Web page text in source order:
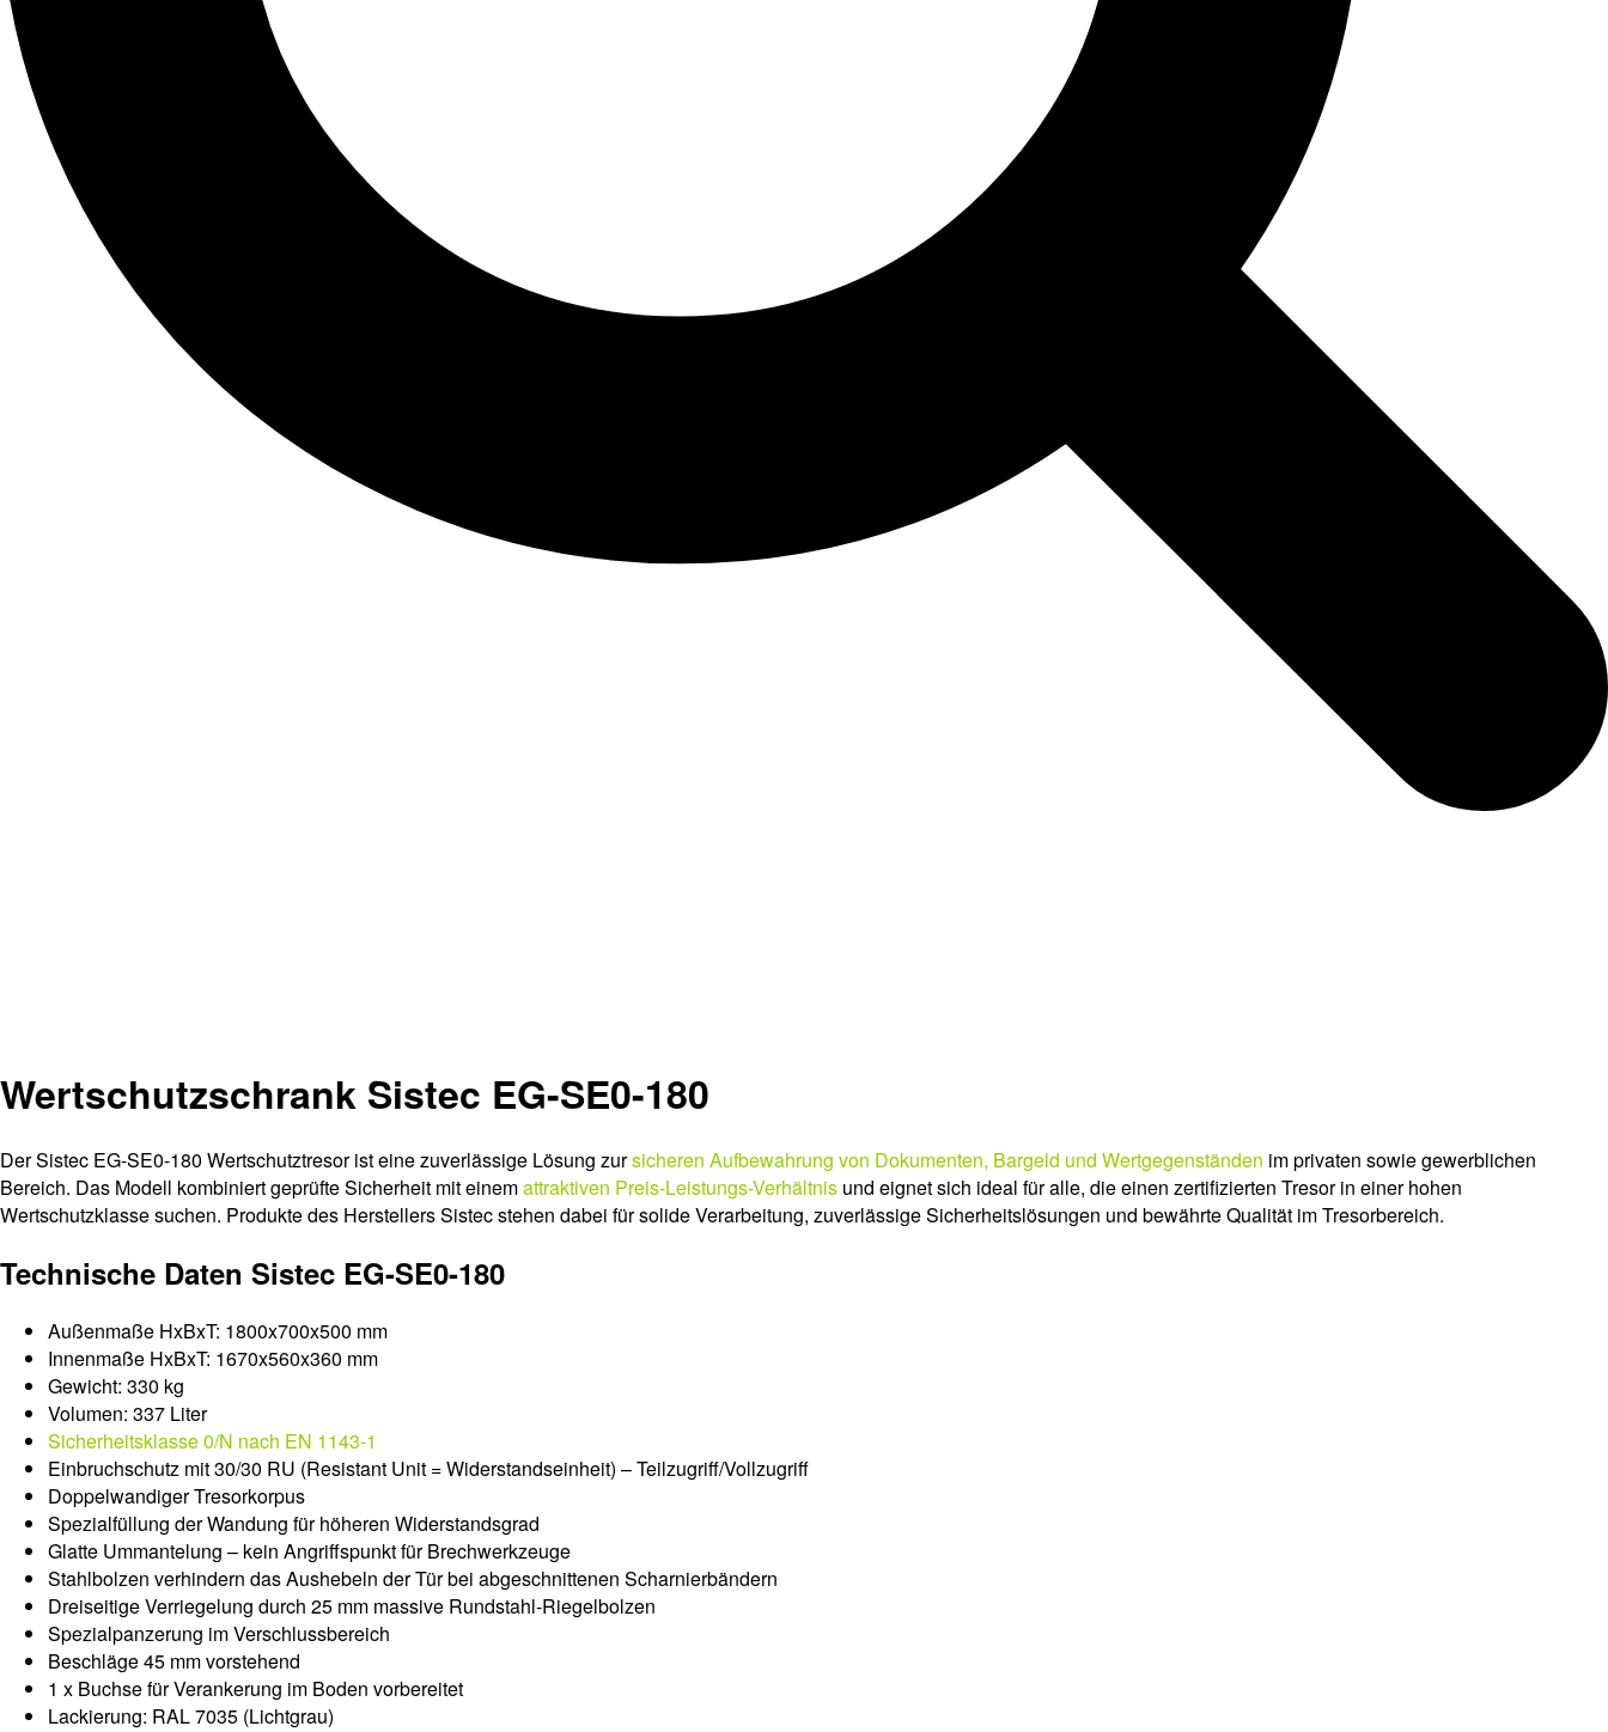
Wertschutzschrank Sistec EG-SE0-180
Der Sistec EG-SE0-180 Wertschutztresor ist eine zuverlässige Lösung zursicheren Aufbewahrung von Dokumenten, Bargeld und Wertgegenständen im privaten sowie gewerblichen
Bereich. Das Modell kombiniert geprüfte Sicherheit mit einemattraktiven Preis-Leistungs-Verhältnis und eignet sich ideal für alle, die einen zertifizierten Tresor in einer hohen
Wertschutzklasse suchen. Produkte des Herstellers Sistec stehen dabei für solide Verarbeitung, zuverlässige Sicherheitslösungen und bewährte Qualität im Tresorbereich.
Technische Daten Sistec EG-SE0-180
Außenmaße HxBxT: 1800x700x500 mm
Innenmaße HxBxT: 1670x560x360 mm
Gewicht: 330 kg
Volumen: 337 Liter
Sicherheitsklasse 0/N nach EN 1143-1
Einbruchschutz mit 30/30 RU (Resistant Unit = Widerstandseinheit) – Teilzugriff/Vollzugriff
Doppelwandiger Tresorkorpus
Spezialfüllung der Wandung für höheren Widerstandsgrad
Glatte Ummantelung – kein Angriffspunkt für Brechwerkzeuge
Stahlbolzen verhindern das Aushebeln der Tür bei abgeschnittenen Scharnierbändern
Dreiseitige Verriegelung durch 25 mm massive Rundstahl-Riegelbolzen
Spezialpanzerung im Verschlussbereich
Beschläge 45 mm vorstehend
1 x Buchse für Verankerung im Boden vorbereitet
Lackierung: RAL 7035 (Lichtgrau)